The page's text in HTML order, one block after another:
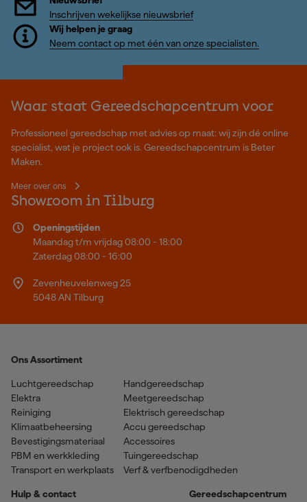
Inschrijven wekelijkse nieuwsbrief
Wij helpen je graag
Neem contact op met één van onze specialisten.
Waar staat Gereedschapcentrum voor
Professioneel gereedschap met advies op maat: wij zijn dé online
specialist, wat je project ook is. Gereedschapcentrum is Beter
Maken.
Meer over ons
Showroom in Tilburg
Openingstijden
Maandag t/m vrijdag 08:00 - 18:00
Zaterdag 08:00 - 16:00
Zevenheuvelenweg 25
5048 AN Tilburg
Ons Assortiment
Luchtgereedschap
Elektra
Reiniging
Klimaatbeheersing
Bevestigingsmateriaal
PBM en werkkleding
Transport en werkplaats
Handgereedschap
Meetgereedschap
Elektrisch gereedschap
Accu gereedschap
Accessoires
Tuingereedschap
Verf & verfbenodigdheden
Hulp & contact Gereedschapcentrum